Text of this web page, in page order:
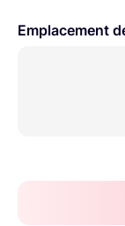
Emplacement